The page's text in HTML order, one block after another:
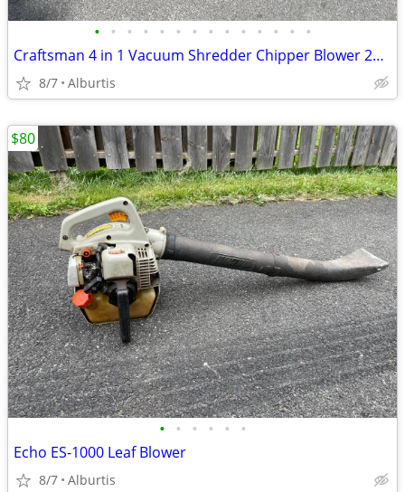
• • • • • • • • • • • • • •
Craftsman 4 in 1 Vacuum Shredder Chipper Blower 24” Wide 6HP
8/7 Alburtis
• • • • • •
Echo ES-1000 Leaf Blower
8/7 Alburtis
$80